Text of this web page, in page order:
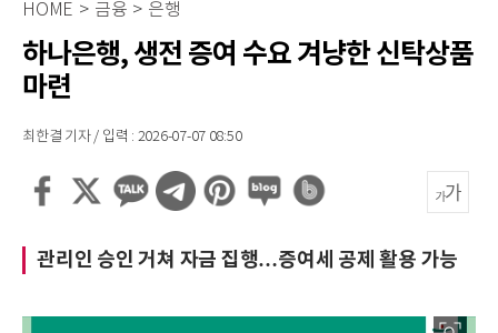
HOME > 금융 > 은행
하나은행, 생전 증여 수요 겨냥한 신탁상품
마련
최한결 기자 / 입력 : 2026-07-07 08:50
관리인 승인 거쳐 자금 집행…증여세 공제 활용 가능